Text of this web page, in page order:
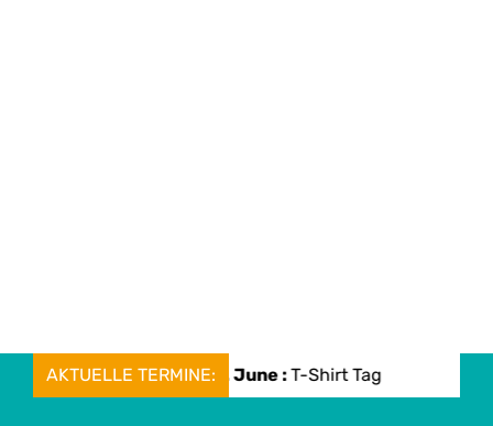
AKTUELLE TERMINE:
Mon, 08. June :T-Shirt Tag